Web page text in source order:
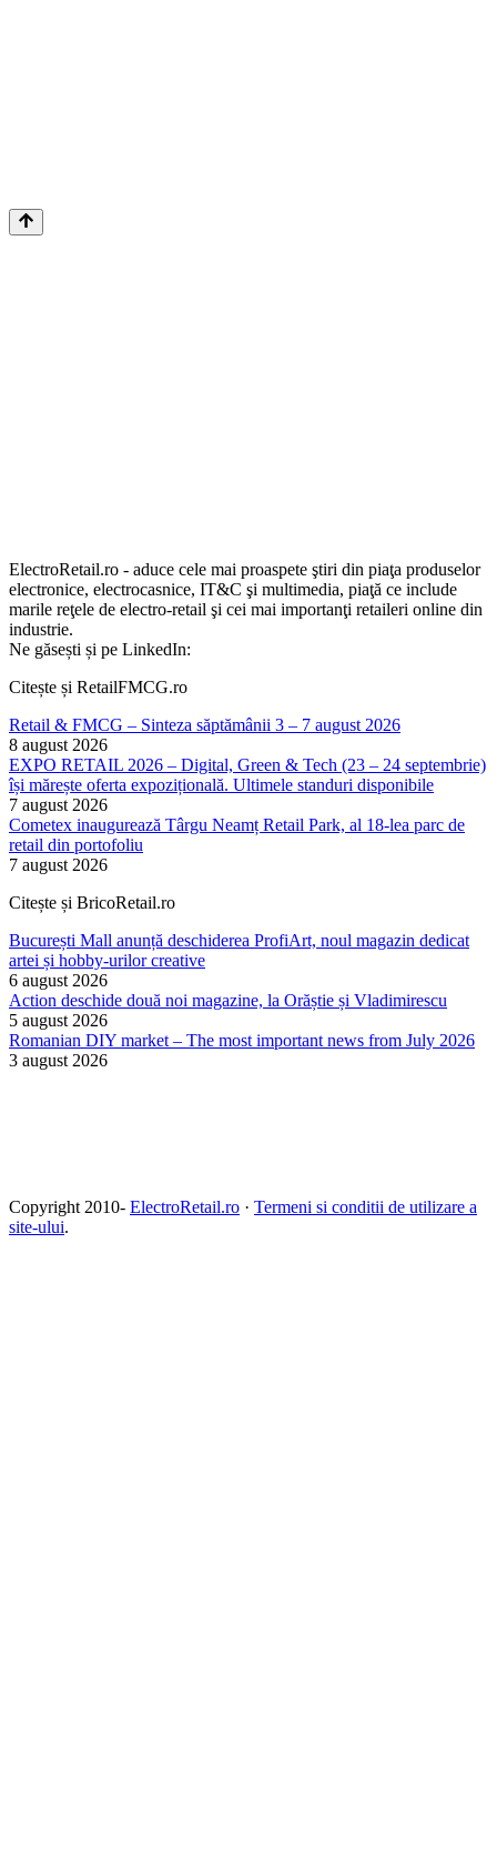
ElectroRetail.ro - aduce cele mai proaspete ştiri din piaţa produselor
electronice, electrocasnice, IT&C şi multimedia, piaţă ce include
marile reţele de electro-retail şi cei mai importanţi retaileri online din
industrie.
Ne găsești și pe LinkedIn:
Citește și RetailFMCG.ro
Retail & FMCG – Sinteza săptămânii 3 – 7 august 2026
8 august 2026
EXPO RETAIL 2026 – Digital, Green & Tech (23 – 24 septembrie)
își mărește oferta expozițională. Ultimele standuri disponibile
7 august 2026
Cometex inaugurează Târgu Neamț Retail Park, al 18-lea parc de
retail din portofoliu
7 august 2026
Citește și BricoRetail.ro
București Mall anunță deschiderea ProfiArt, noul magazin dedicat
artei și hobby-urilor creative
6 august 2026
Action deschide două noi magazine, la Orăștie și Vladimirescu
5 august 2026
Romanian DIY market – The most important news from July 2026
3 august 2026
Copyright 2010- ElectroRetail.ro · Termeni si conditii de utilizare a
site-ului.